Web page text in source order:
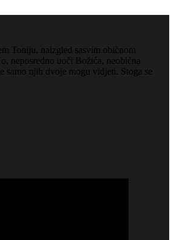
Toniju, naizgled sasvim običnom
neposredno uoči Božića, neobična
samo njih dvoje mogu vidjeti. Stoga se